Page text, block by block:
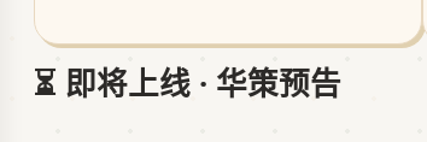
⏳ 即将上线 · 华策预告